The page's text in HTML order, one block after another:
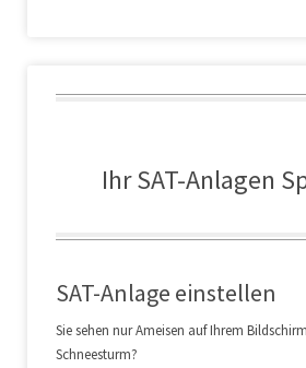
Ihr SAT-Anlagen
SAT-Anlage einstellen
Sie sehen nur Ameisen auf Ihrem
Schneesturm?